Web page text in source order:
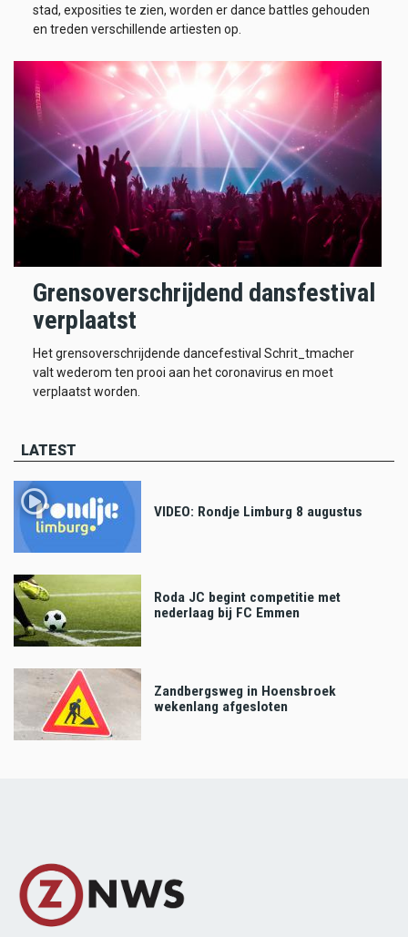
stad, exposities te zien, worden er dance battles gehouden
en treden verschillende artiesten op.
Grensoverschrijdend dansfestival
verplaatst
Het grensoverschrijdende dancefestival Schrit_tmacher
valt wederom ten prooi aan het coronavirus en moet
verplaatst worden.
LATEST
VIDEO: Rondje Limburg 8 augustus
Roda JC begint competitie met
nederlaag bij FC Emmen
Zandbergsweg in Hoensbroek
wekenlang afgesloten